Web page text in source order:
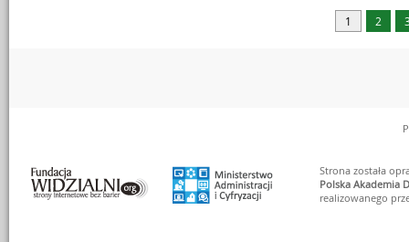
Strona:
1 Strona:
2
Strona została
Polska Akademia
realizowanego